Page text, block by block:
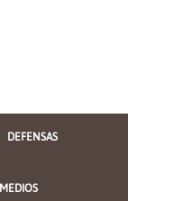
DEFENSAS
MEDIOS